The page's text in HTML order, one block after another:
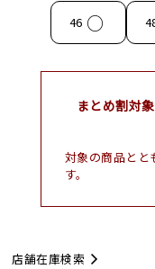
46 ○
まとめ割対
対象の商品とと
す。
店舗在庫検索